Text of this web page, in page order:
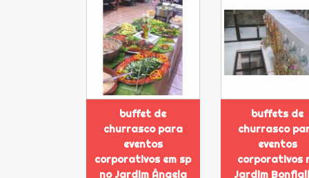
buffet de
churrasco para
eventos
corporativos em sp
no Jardim Ângela
buffets de
churrasco
eventos
corporativos
Jardim